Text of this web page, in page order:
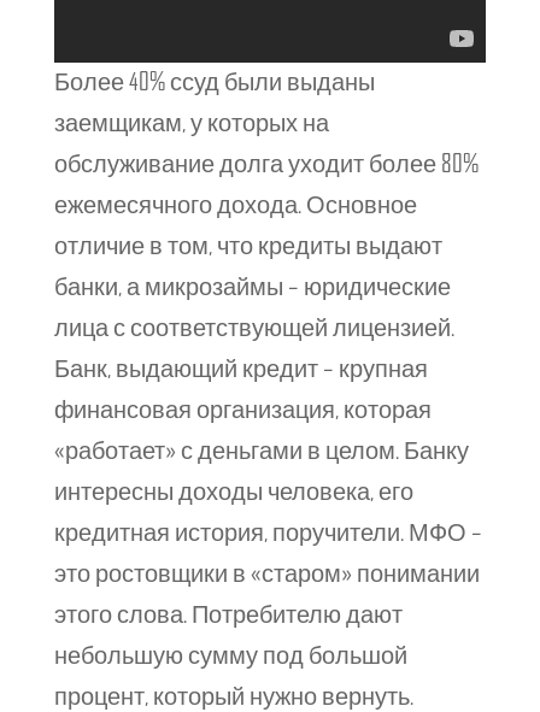
Более 40% ссуд были выданы
заемщикам, у которых на
обслуживание долга уходит более 80%
ежемесячного дохода. Основное
отличие в том, что кредиты выдают
банки, а микрозаймы – юридические
лица с соответствующей лицензией.
Банк, выдающий кредит – крупная
финансовая организация, которая
«работает» с деньгами в целом. Банку
интересны доходы человека, его
кредитная история, поручители. МФО –
это ростовщики в «старом» понимании
этого слова. Потребителю дают
небольшую сумму под большой
процент, который нужно вернуть.